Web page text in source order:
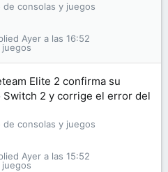
de consolas y juegos
Ayer a las 16:52
Elite 2 confirma su
Switch 2 y corrige el error del
de consolas y juegos
Ayer a las 15:52